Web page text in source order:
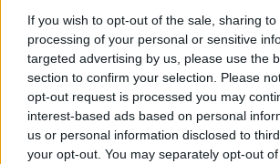
If you wish to opt-out of the sale, sharing
processing of your personal or sensitive
targeted advertising by us, please use the
section to confirm your selection. Please
opt-out request is processed you may
interest-based ads based on personal
us or personal information disclosed to
your opt-out. You may separately opt-out